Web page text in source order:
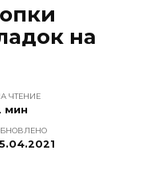
на
ЧТЕНИЕ
мин